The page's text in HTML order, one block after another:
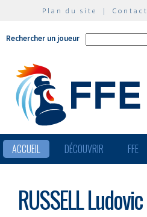
Plan du site | Contact
Rechercher un joueur
ACCUEIL DÉCOUVRIR FFE
RUSSELL Ludovic